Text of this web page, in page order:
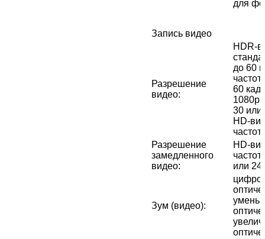
для
Запись видео
Разрешение
видео:
до 60
60
1080p
30 или
HD-
Разрешение
замедленного
видео:
HD-
или
Зум (видео):